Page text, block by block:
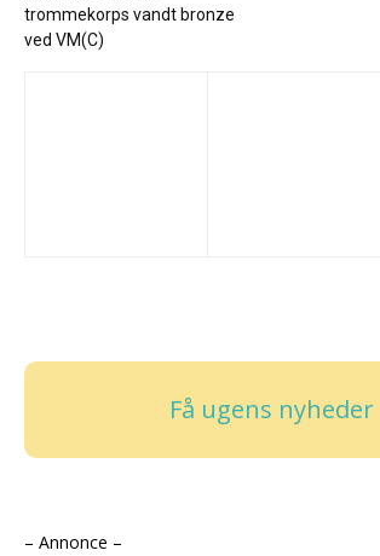
trommekorps vandt bronze
ved VM(C)
Få ugens nyheder
– Annonce –